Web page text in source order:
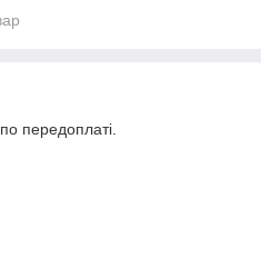
передоплаті.